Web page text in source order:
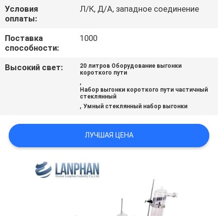
СПРОСИТЕ
ЦИТАТУ
САЙТА
КОНФИДЕНЦИАЛЬНОСТИ
Условия
оплаты:
Л/К, Д/А, западное соединение
Поставка
способности:
1000
Высокий свет:
20 литров Оборудование выгонки
короткого пути
,
Набор выгонки короткого пути частичный
стеклянный
,Умный стеклянный набор выгонки
ЛУЧШАЯ ЦЕНА